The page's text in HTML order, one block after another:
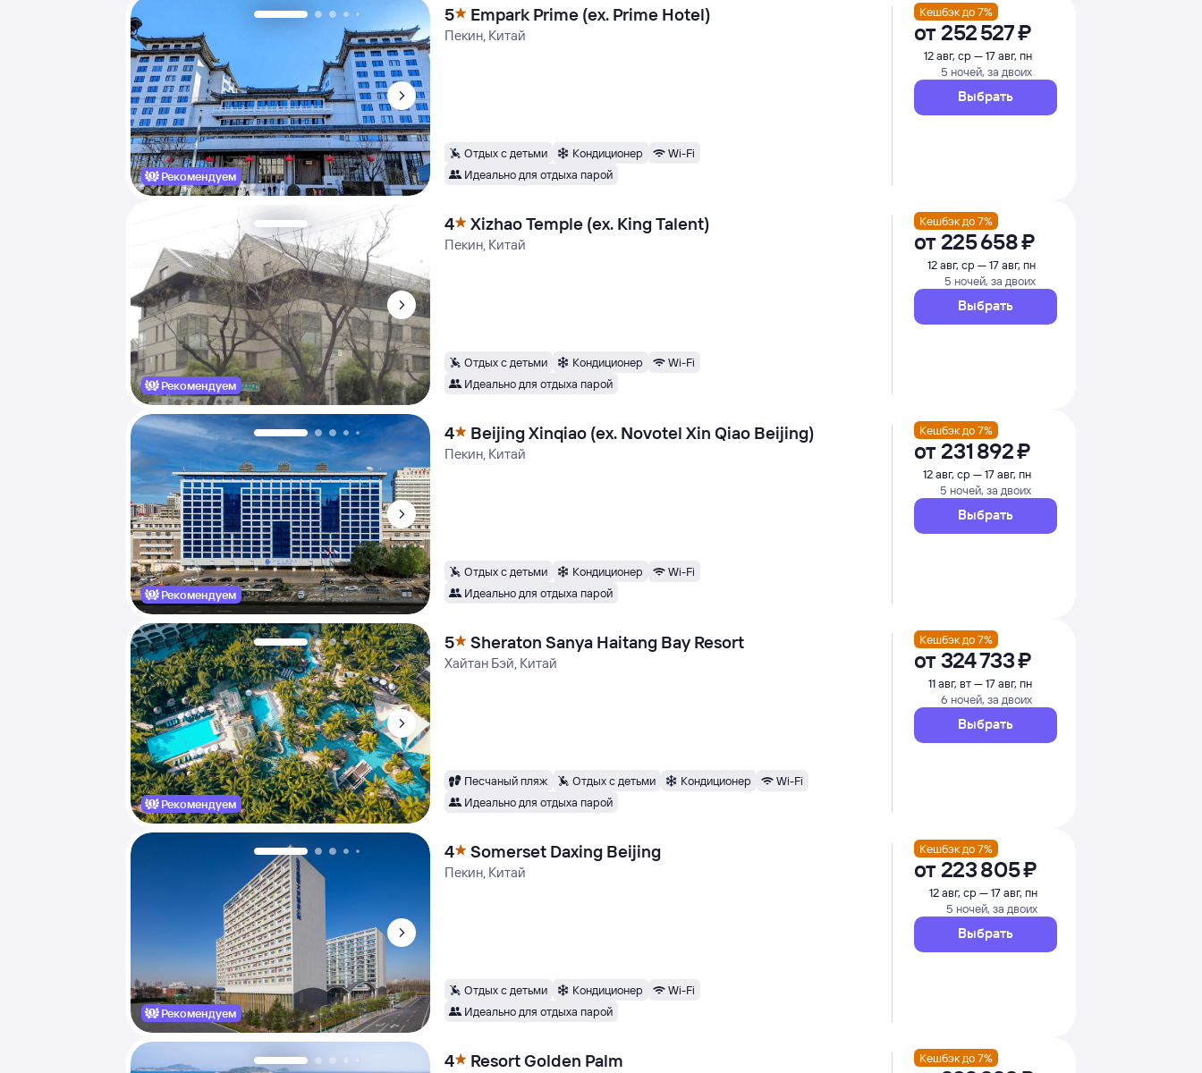
Рекомендуем
5 Empark Prime (ex. Prime Hotel)
Пекин, Китай
Отдых с детьми Кондиционер
Wi-Fi
Идеально для отдыха парой
Кешбэк до 7%
от 252 ⁠527 ⁠₽
12 авг, ср — 17 авг, пн
5 ночей, за двоих
Выбрать
Рекомендуем
4 Xizhao Temple (ex. King Talent)
Пекин, Китай
Отдых с детьми Кондиционер
Wi-Fi
Идеально для отдыха парой
Кешбэк до 7%
от 225 ⁠658 ⁠₽
12 авг, ср — 17 авг, пн
5 ночей, за двоих
Выбрать
Рекомендуем
4 Beijing Xinqiao (ex. Novotel Xin Qiao Beijing)
Пекин, Китай
Отдых с детьми Кондиционер
Wi-Fi
Идеально для отдыха парой
Кешбэк до 7%
от 231 ⁠892 ⁠₽
12 авг, ср — 17 авг, пн
5 ночей, за двоих
Выбрать
Рекомендуем
5 Sheraton Sanya Haitang Bay Resort
Хайтан Бэй, Китай
Песчаный пляж Отдых с детьми Кондиционер
Wi-Fi
Идеально для отдыха парой
Кешбэк до 7%
от324 ⁠733 ⁠₽
11 авг, вт — 17 авг, пн
6 ночей, за двоих
Выбрать
Рекомендуем
4 Somerset Daxing Beijing
Пекин, Китай
Отдых с детьми Кондиционер
Wi-Fi
Идеально для отдыха парой
Кешбэк до 7%
от 223 ⁠805 ⁠₽
12 авг, ср — 17 авг, пн
5 ночей, за двоих
Выбрать
4 Resort Golden Palm Кешбэк до 7%